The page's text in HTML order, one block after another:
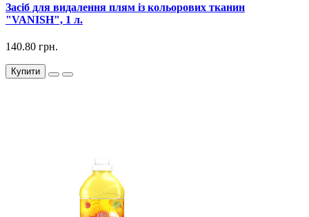
Засіб для видалення плям із кольорових тканин
"VANISH", 1 л.
140.80 грн.
Купити